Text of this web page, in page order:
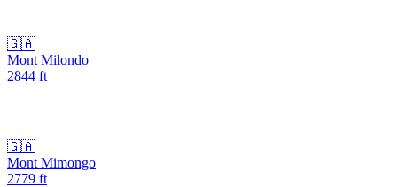
🇬🇦
Mont Milondo
2844 ft
🇬🇦
Mont Mimongo
2779 ft